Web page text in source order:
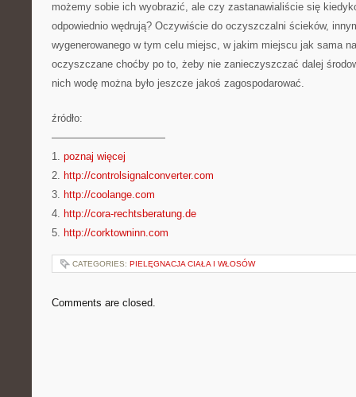
możemy sobie ich wyobrazić, ale czy zastanawialiście się
odpowiednio wędrują? Oczywiście do oczyszczalni ścieków,
wygenerowanego w tym celu miejsc, w jakim miejscu jak sama
oczyszczane choćby po to, żeby nie zanieczyszczać dalej
nich wodę można było jeszcze jakoś zagospodarować.
źródło:
———————————
1. poznaj więcej
2. http://controlsignalconverter.com
3. http://coolange.com
4. http://cora-rechtsberatung.de
5. http://corktowninn.com
CATEGORIES: PIELĘGNACJA CIAŁA I WŁOSÓW
Comments are closed.